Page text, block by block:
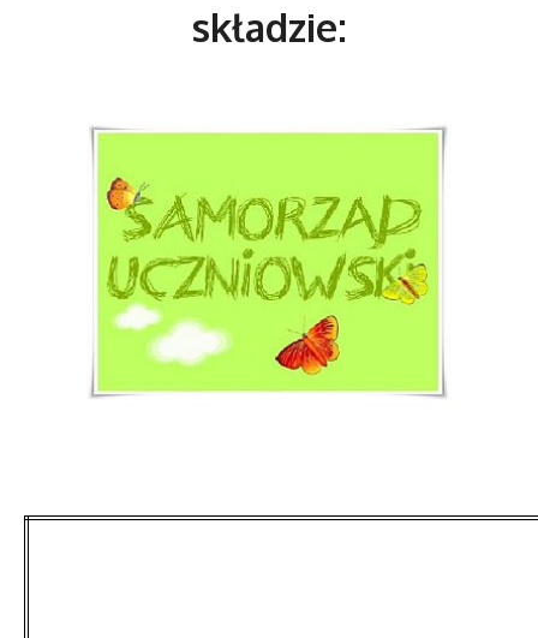
składzie: